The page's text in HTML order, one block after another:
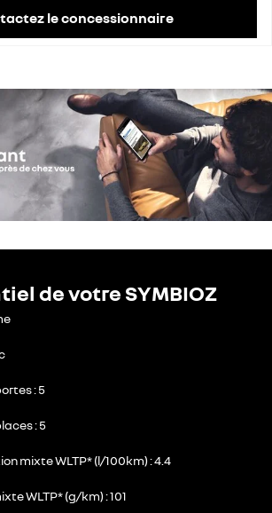
le concessionnaire
de votre SYMBIOZ
5
5
mixte WLTP* (l/100km) 4.4
WLTP* (g/km) 101